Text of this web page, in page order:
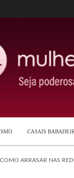
CASAIS
COMO ARRASAR NAS